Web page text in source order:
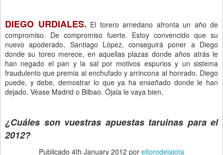
DIEGO URDIALES. El torero arnedano afronta un año de
compromiso. De compromiso fuerte. Estoy convencido que su
nuevo apoderado, Santiago López, conseguirá poner a Diego
donde su toreo merece, en aquellas plazas donde años atrás le
han negado el pan y la sal por motivos espurios y un sistema
fraudulento que premia al enchufado y arrincona al honrado. Diego
puede, y debe, demostrar lo que ya ha enseñado donde le han
dejado. Véase Madrid o Bilbao. Ójala le vaya bien.
¿Cuáles son vuestras apuestas taruinas para el
2012?
Publicado 4th January 2012 por eltorodelajota